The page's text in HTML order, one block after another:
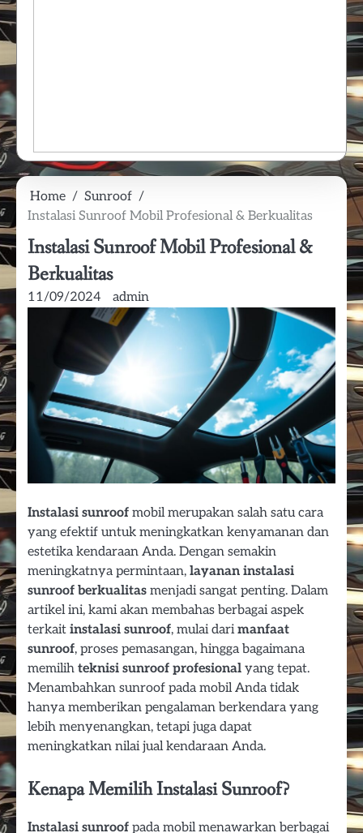
Home
Sunroof
Instalasi Sunroof Mobil Profesional & Berkualitas
Instalasi Sunroof Mobil Profesional &
Berkualitas
11/09/2024 admin
Instalasi sunroof mobil merupakan salah satu cara
yang efektif untuk meningkatkan kenyamanan dan
estetika kendaraan Anda. Dengan semakin
meningkatnya permintaan, layanan instalasi
sunroof berkualitas menjadi sangat penting. Dalam
artikel ini, kami akan membahas berbagai aspek
terkait instalasi sunroof, mulai darimanfaat
sunroof, proses pemasangan, hingga bagaimana
memilih teknisi sunroof profesional yang tepat.
Menambahkan sunroof pada mobil Anda tidak
hanya memberikan pengalaman berkendara yang
lebih menyenangkan, tetapi juga dapat
meningkatkan nilai jual kendaraan Anda.
Kenapa Memilih Instalasi Sunroof?
Instalasi sunroof pada mobil menawarkan berbagai